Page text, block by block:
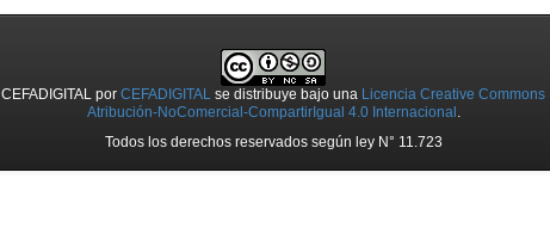
CEFADIGITAL porCEFADIGITAL se distribuye bajo una Licencia Creative Commons
Atribución-NoComercial-CompartirIgual 4.0 Internacional .
Todos los derechos reservados según ley N° 11.723